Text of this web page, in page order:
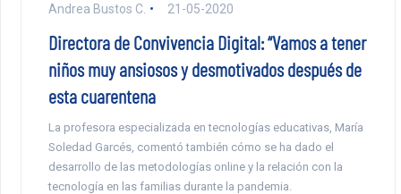
Andrea Bustos C. 21-05-2020
Directora de Convivencia Digital: “Vamos a tener
niños muy ansiosos y desmotivados después de
esta cuarentena
La profesora especializada en tecnologías educativas, María
Soledad Garcés, comentó también cómo se ha dado el
desarrollo de las metodologías online y la relación con la
tecnología en las familias durante la pandemia.